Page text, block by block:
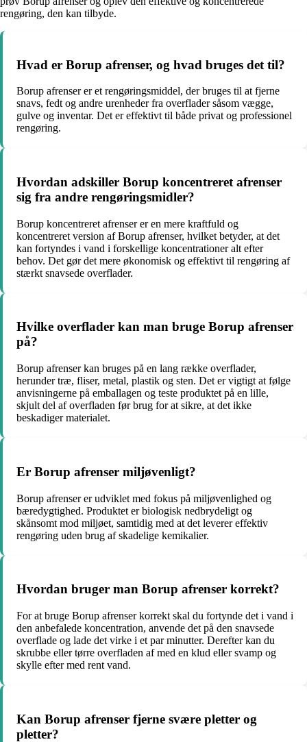
rengøring, den kan tilbyde.
Hvad er Borup afrenser, og hvad bruges det til?
Borup afrenser er et rengøringsmiddel, der bruges til at fjerne
snavs, fedt og andre urenheder fra overflader såsom vægge,
gulve og inventar. Det er effektivt til både privat og professionel
rengøring.
Hvordan adskiller Borup koncentreret afrenser
sig fra andre rengøringsmidler?
Borup koncentreret afrenser er en mere kraftfuld og
koncentreret version af Borup afrenser, hvilket betyder, at det
kan fortyndes i vand i forskellige koncentrationer alt efter
behov. Det gør det mere økonomisk og effektivt til rengøring af
stærkt snavsede overflader.
Hvilke overflader kan man bruge Borup afrenser
på?
Borup afrenser kan bruges på en lang række overflader,
herunder træ, fliser, metal, plastik og sten. Det er vigtigt at følge
anvisningerne på emballagen og teste produktet på en lille,
skjult del af overfladen før brug for at sikre, at det ikke
beskadiger materialet.
Er Borup afrenser miljøvenligt?
Borup afrenser er udviklet med fokus på miljøvenlighed og
bæredygtighed. Produktet er biologisk nedbrydeligt og
skånsomt mod miljøet, samtidig med at det leverer effektiv
rengøring uden brug af skadelige kemikalier.
Hvordan bruger man Borup afrenser korrekt?
For at bruge Borup afrenser korrekt skal du fortynde det i vand i
den anbefalede koncentration, anvende det på den snavsede
overflade og lade det virke i et par minutter. Derefter kan du
skrubbe eller tørre overfladen af med en klud eller svamp og
skylle efter med rent vand.
Kan Borup afrenser fjerne svære pletter og
pletter?